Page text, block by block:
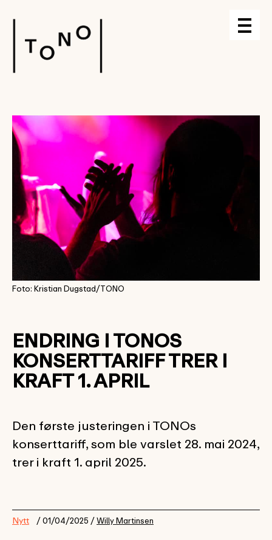
Foto: Kristian Dugstad/TONO
ENDRING I TONOS
KONSERTTARIFF TRER I
KRAFT 1. APRIL
Den første justeringen i TONOs
konserttariff, som ble varslet 28. mai 2024,
trer i kraft 1. april 2025.
Nytt / 01/04/2025 /Willy Martinsen